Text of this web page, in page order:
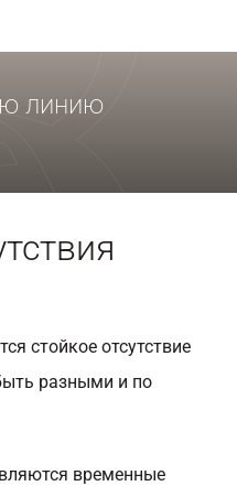
линию
стойкое отсутствие
разными и по
временные